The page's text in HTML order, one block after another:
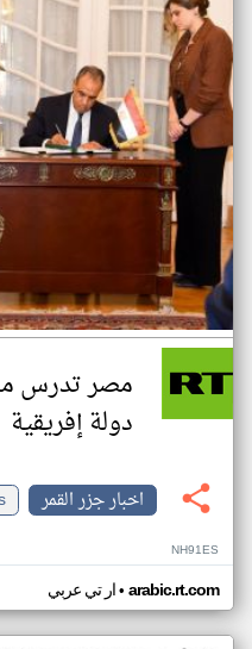
مصر تدرس
دولة إفريقية
اخبار جزر القمر
NH91ES
ار تي عربي• arabic.rt.com